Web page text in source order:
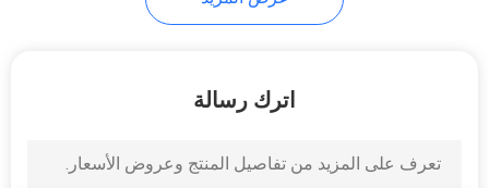
باب السيارة لينة إغلاق
اترك رسالة